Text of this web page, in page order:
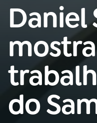
Buscar
na
Rádio
Nacional
01INÍCIO
02A RÁDIO
Daniel
do